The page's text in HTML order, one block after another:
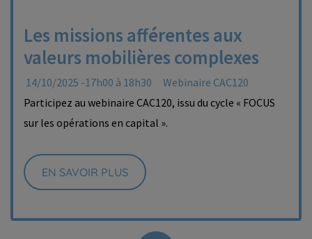
Les missions afférentes aux
valeurs mobilières complexes
14/10/2025 -17h00 à 18h30
Webinaire CAC120
Participez au webinaire CAC120, issu du cycle « FOCUS
sur les opérations en capital ».
EN SAVOIR PLUS